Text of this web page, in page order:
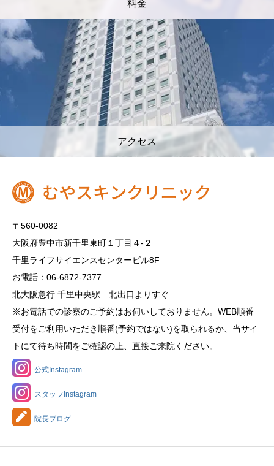
料金
アクセス
〒560-0082
大阪府豊中市新千里東町１丁目４‐２
千里ライフサイエンスセンタービル8F
お電話：06-6872-7377
北大阪急行 千里中央駅 北出口よりすぐ
※お電話での診察のご予約はお伺いしておりません。WEB順番
受付をご利用いただき順番(予約ではない)を取られるか、当サイ
トにて待ち時間をご確認の上、直接ご来院ください。
公式Instagram
スタッフInstagram
院長ブログ